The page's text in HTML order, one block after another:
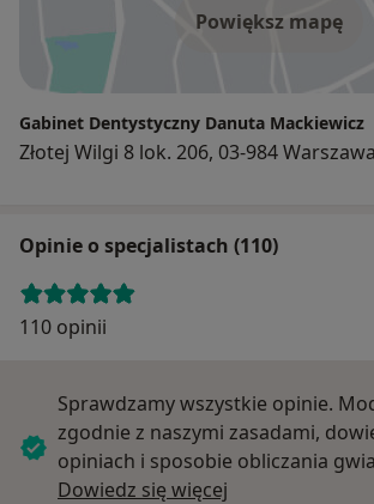
Powiększ mapę
Gabinet Dentystyczny Danuta Mackiewicz
Złotej Wilgi 8 lok. 206, 03-984 Warszawa
Opinie o specjalistach (110)
110 opinii
Sprawdzamy wszystkie opinie.
zgodnie z naszymi zasadami,
opiniach i sposobie obliczania
Dowiedz się więcej